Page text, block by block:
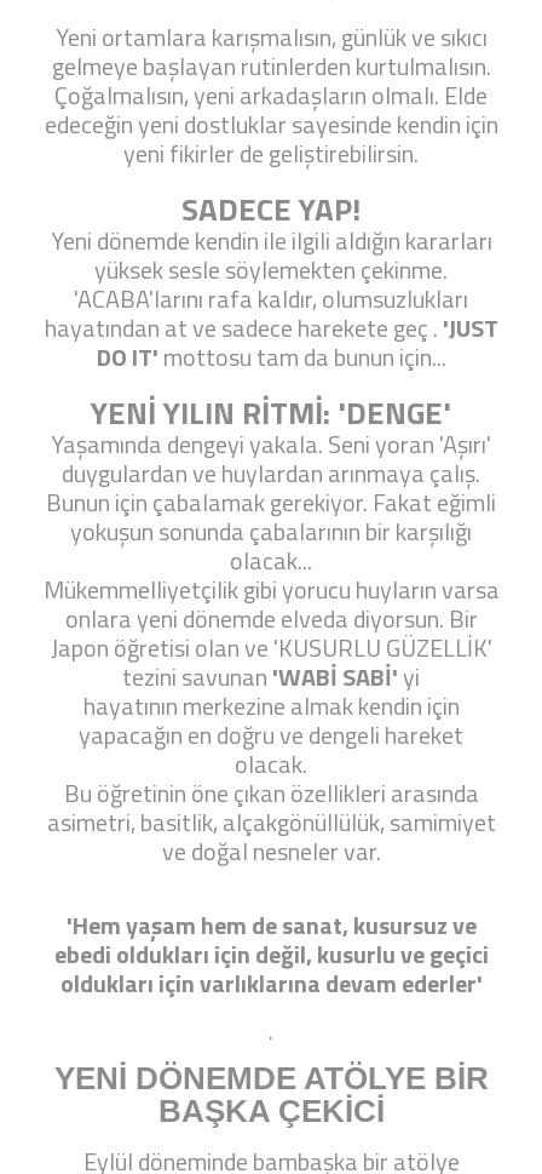
Yeni ortamlara karışmalısın, günlük ve sıkıcı
gelmeye başlayan rutinlerden kurtulmalısın.
Çoğalmalısın, yeni arkadaşların olmalı. Elde
edeceğin yeni dostluklar sayesinde kendin için
yeni fikirler de geliştirebilirsin.
SADECE YAP!
Yeni dönemde kendin ile ilgili aldığın kararları
yüksek sesle söylemekten çekinme.
'ACABA'larını rafa kaldır, olumsuzlukları
hayatından at ve sadece harekete geç .'JUST
DO IT'mottosu tam da bunun için...
YENİ YILIN RİTMİ: 'DENGE'
Yaşamında dengeyi yakala. Seni yoran 'Aşırı'
duygulardan ve huylardan arınmaya çalış.
Bunun için çabalamak gerekiyor. Fakat eğimli
yokuşun sonunda çabalarının bir karşılığı
olacak...
Mükemmelliyetçilik gibi yorucu huyların varsa
onlara yeni dönemde elveda diyorsun. Bir
Japon öğretisi olan ve 'KUSURLU GÜZELLİK'
tezini savunan'WABİ SABİ'yi
hayatının merkezine almak kendin için
yapacağın en doğru ve dengeli hareket
olacak.
Bu öğretinin öne çıkan özellikleri arasında
asimetri, basitlik, alçakgönüllülük, samimiyet
ve doğal nesneler var.
'Hem yaşam hem de sanat, kusursuz ve
ebedi oldukları için değil, kusurlu ve geçici
oldukları için varlıklarına devam ederler'
.
YENİ DÖNEMDE ATÖLYE BİR
BAŞKA ÇEKİCİ
Eylül döneminde bambaşka bir atölye